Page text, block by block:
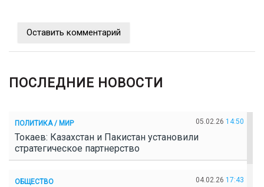
Оставить комментарий
ПОСЛЕДНИЕ НОВОСТИ
ПОЛИТИКА / МИР 05.02.26 14:50
Токаев: Казахстан и Пакистан установили
стратегическое партнерство
ОБЩЕСТВО 04.02.26 17:43